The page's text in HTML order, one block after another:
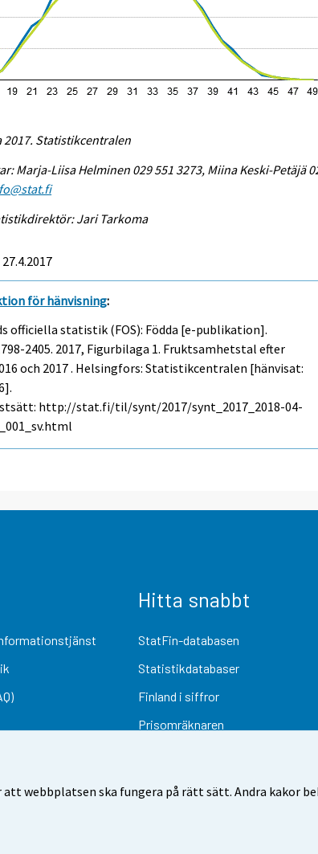
webbplatsen ska fungera på rätt sätt. Andra kakor
2017. Statistikcentralen
Marja-Liisa Helminen 029 551 3273, Miina Keski-Petäjä
Jari Tarkoma
för hänvisning:
officiella statistik (FOS): Födda [e-publikation].
2405. 2017, Figurbilaga 1. Fruktsamhetstal efter
och 2017 . Helsingfors: Statistikcentralen [hänvisat:
http://stat.fi/til/synt/2017/synt_2017_2018-04-
Hitta snabbt
StatFin-databasen
Statistikdatabaser
Finland i siffror
Prisomräknaren